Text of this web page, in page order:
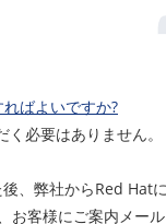
ばよいですか?
必要はありません。
、弊社からRed Hat
客様にご案内メール